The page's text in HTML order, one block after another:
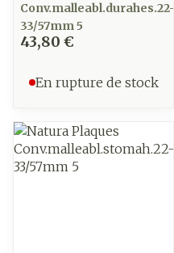
Conv.malleabl.durahes.22-
33/57mm 5
43,80 €
En rupture de stock